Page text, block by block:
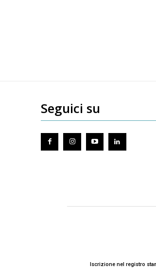
Seguici su
Iscrizione nel registro